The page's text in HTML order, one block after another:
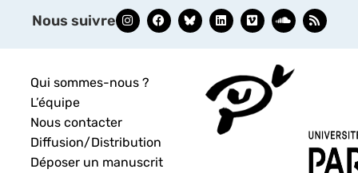
Nous suivre
Qui sommes-nous ?
L’équipe
Nous contacter
Diffusion/Distribution
Déposer un manuscrit